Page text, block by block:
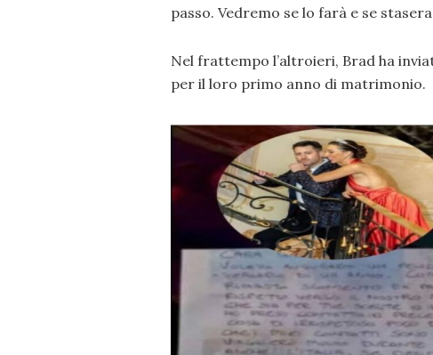
passo. Vedremo se lo farà e se
Nel frattempo l’altroieri, Brad ha
per il loro primo anno di matrimonio.